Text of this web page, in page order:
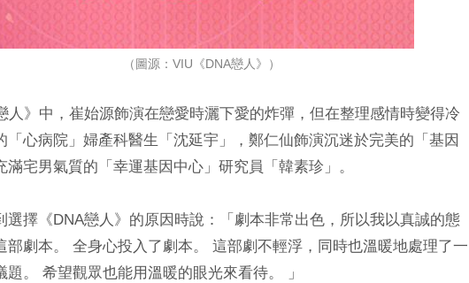
（圖源：VIU《DNA戀人》）
人》中，崔始源飾演在戀愛時灑下愛的炸彈，但在整理感情時變得冷
「心病院」婦產科醫生「沈延宇」，鄭仁仙飾演沉迷於完美的「基因
滿宅男氣質的「幸運基因中心」研究員「韓素珍」。
選擇《DNA戀人》的原因時說：「劇本非常出色，所以我以真誠的態
部劇本。 全身心投入了劇本。 這部劇不輕浮，同時也溫暖地處理了一
題。 希望觀眾也能用溫暖的眼光來看待。 」